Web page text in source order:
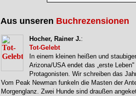
Aus unseren Buchrezensionen
Hocher, Rainer J.:
Tot-Gelebt
In einem kleinen heißen und
Arizona/USA endet das „erste
Protagonisten. Wir schreiben das
Vom Peak Newman funkeln die Masten der
Morgenglanz. Zwei Hunde sind draußen